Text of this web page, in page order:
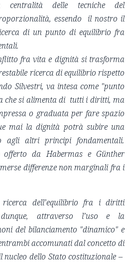
centralità delle tecniche del
essendo
il nostro il
di un punto di equilibrio fra
fra vita e dignità si trasforma
ricerca di equilibrio rispetto
Silvestri, va intesa come "punto
che si alimenta di tutti i diritti, ma
o graduata per fare spazio
mai la dignità potrà subire una
agli altri principi fondamentali.
da Habermas e Günther
differenze non marginali fra i
dell’equilibrio fra i diritti
attraverso l’uso e la
del bilanciamento "dinamico" e
accomunati dal concetto di
dello Stato costituzionale –